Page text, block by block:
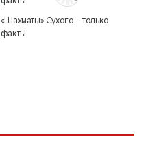
«Шахматы» Сухого – только
факты